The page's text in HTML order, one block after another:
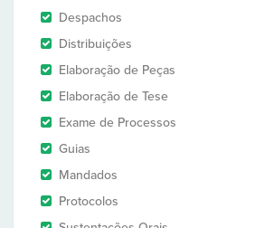
Despachos
Distribuições
Elaboração de Peças
Elaboração de Tese
Exame de Processos
Guias
Mandados
Protocolos